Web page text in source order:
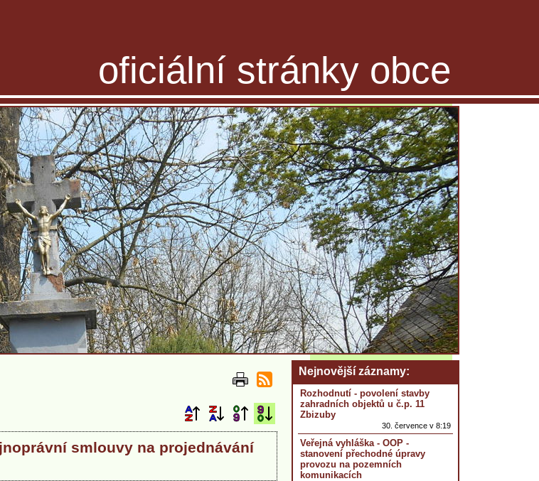
oficiální stránky obce
smlouvy na projednávání
Nejnovější záznamy
Rozhodnutí - povolení stavby
zahradních objektů u č.p. 11
Zbizuby
30. července v 8:19
Veřejná vyhláška - OOP -
stanovení přechodné úpravy
provozu na pozemních
komunikacích